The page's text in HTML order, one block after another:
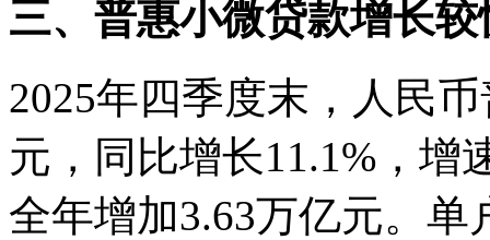
三、普惠小微贷款增长较
2025年四季度末，人民
元，同比增长11.1%，增
全年增加3.63万亿元。